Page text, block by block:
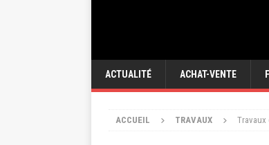
ACTUALITÉ ACHAT-VENTE
ACCUEIL TRAVAUX Travaux